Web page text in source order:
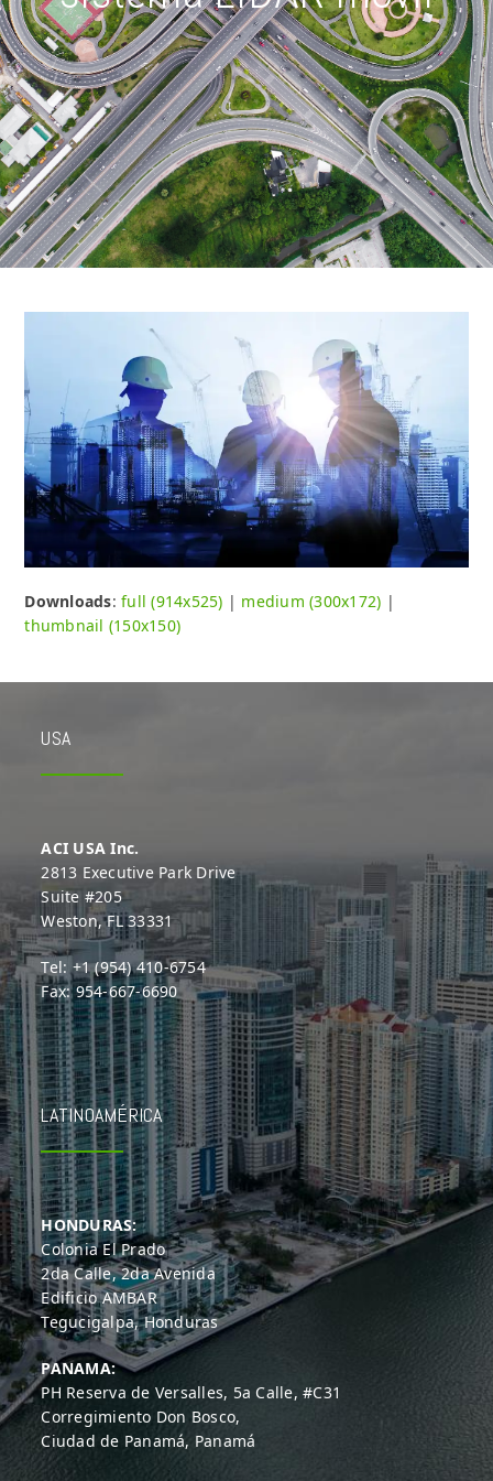
Downloads:full (914x525) | medium (300x172) |
thumbnail (150x150)
USA
ACI USA Inc.
2813 Executive Park Drive
Suite #205
Weston, FL 33331
Tel: +1 (954) 410-6754
Fax: 954-667-6690
LATINOAMÉRICA
HONDURAS:
Colonia El Prado
2da Calle, 2da Avenida
Edificio AMBAR
Tegucigalpa, Honduras
PANAMA:
PH Reserva de Versalles, 5a Calle, #C31
Corregimiento Don Bosco,
Ciudad de Panamá, Panamá